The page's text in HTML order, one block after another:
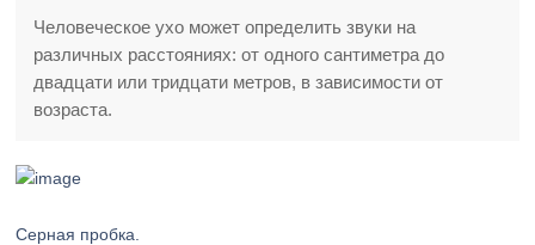
Человеческое ухо может определить звуки на
различных расстояниях: от одного сантиметра до
двадцати или тридцати метров, в зависимости от
возраста.
Серная пробка.